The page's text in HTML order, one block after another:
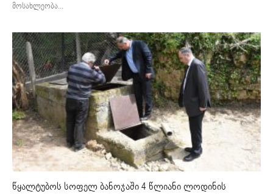
მოსახლეობა...
წყალტუბოს სოფელ ბანოჯაში 4 წლიანი ლოდინის